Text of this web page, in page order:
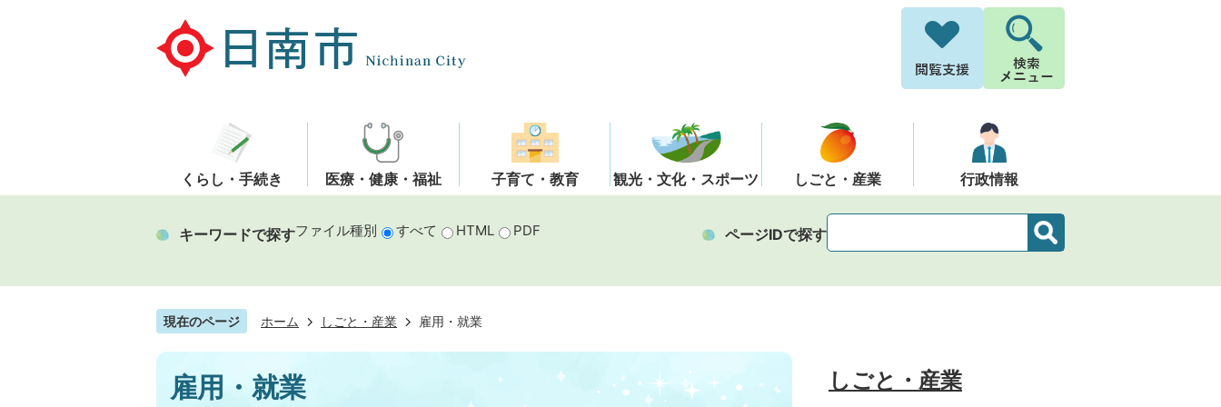
くらし・手続き 医療・健康・福祉 子育て・教育 観光・文化・スポーツ しごと・産業 行政情報
キーワードで探すファイル種別 すべて HTML PDF ページIDで探す
現在のページ ホーム しごと・産業 雇用・就業
雇用・就業 しごと・産業